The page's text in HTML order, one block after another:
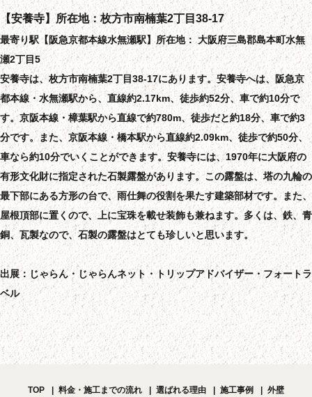
【安養寺】所在地：枚方市南楠葉2丁目38-17
最寄り駅【阪急京都本線水無瀬駅】所在地： 大阪府三島郡島本町水無
瀬2丁目5
安養寺は、枚方市南楠葉2丁目38-17にあります。安養寺へは、阪急京
都本線・水無瀬駅から、直線約2.17km、徒歩約52分、車で約10分で
す。京阪本線・樟葉駅から直線で約780m、徒歩だと約18分、車で約3
分です。また、京阪本線・橋本駅から直線約2.09km、徒歩で約50分、
車なら約10分でいくことができます。安養寺には、1970年に大阪府の
有形文化財に指定された石製露盤があります。この露盤は、塔の九輪の
最下部にある方形の台で、雨仕舞の役割を果たす建築部材です。また、
屋根頂部に置くので、上に宝珠を載せ装飾も兼ねます。多くは、鉄、青
銅、瓦製なので、石製の露盤はとても珍しいと思います。
出展：じゃらん・じゃらんネット・トリップアドバイザー・フォートラ
ベル
TOP 料金・施工までの流れ 選ばれる理由 施工事例 外壁